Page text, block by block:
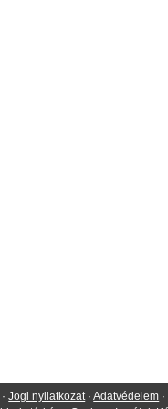
·Jogi nyilatkozat ·Adatvédelem ·